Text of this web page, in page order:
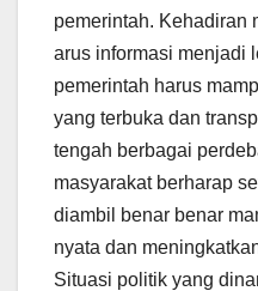
pemerintah. Kehadiran
arus informasi menjadi
pemerintah harus
yang terbuka dan
tengah berbagai
masyarakat berharap
diambil benar benar
nyata dan
Situasi politik yang